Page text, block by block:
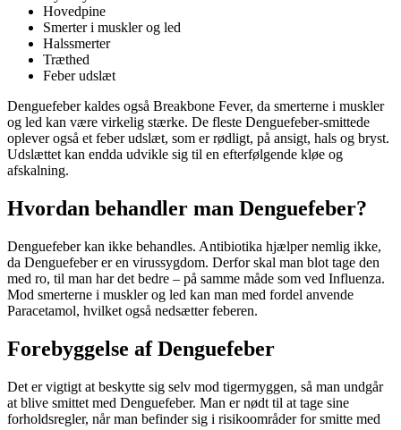
Hovedpine
Smerter i muskler og led
Halssmerter
Træthed
Feber udslæt
Denguefeber kaldes også Breakbone Fever, da smerterne i muskler
og led kan være virkelig stærke. De fleste Denguefeber-smittede
oplever også et feber udslæt, som er rødligt, på ansigt, hals og bryst.
Udslættet kan endda udvikle sig til en efterfølgende kløe og
afskalning.
Hvordan behandler man Denguefeber?
Denguefeber kan ikke behandles. Antibiotika hjælper nemlig ikke,
da Denguefeber er en virussygdom. Derfor skal man blot tage den
med ro, til man har det bedre – på samme måde som ved Influenza.
Mod smerterne i muskler og led kan man med fordel anvende
Paracetamol, hvilket også nedsætter feberen.
Forebyggelse af Denguefeber
Det er vigtigt at beskytte sig selv mod tigermyggen, så man undgår
at blive smittet med Denguefeber. Man er nødt til at tage sine
forholdsregler, når man befinder sig i risikoområder for smitte med